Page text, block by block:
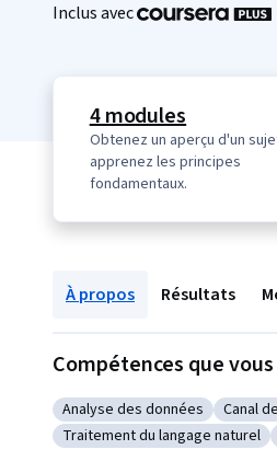
Inclus avec
4 modules
Obtenez un aperçu d'un
apprenez les principes
fondamentaux.
À propos Résultats
Compétences que
Catégorie : Analyse des
Analyse des données Canal
Catégorie : Traitement du
Traitement du langage naturel